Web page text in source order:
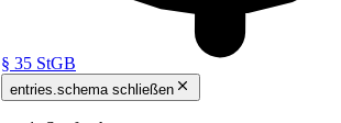
§ 35 StGB
entries.schema schließen